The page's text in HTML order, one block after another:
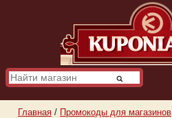
Главная / Промокоды для магазинов